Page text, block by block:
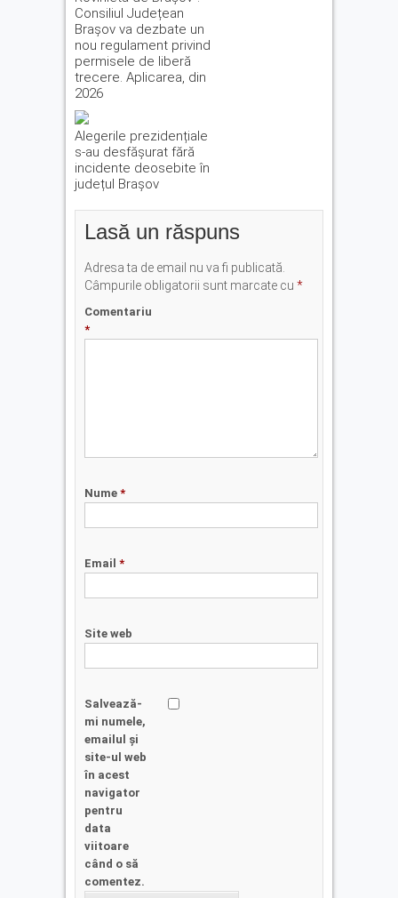
Consiliul Județean
Brașov va dezbate un
nou regulament privind
permisele de liberă
trecere. Aplicarea, din
2026
Alegerile prezidențiale
s-au desfășurat fără
incidente deosebite în
județul Brașov
Lasă un răspuns
Adresa ta de email nu va fi publicată.
Câmpurile obligatorii sunt marcate cu *
Comentariu
*
Nume *
Email *
Site web
Salvează-
mi numele,
emailul și
site-ul web
în acest
navigator
pentru
data
viitoare
când o să
comentez.